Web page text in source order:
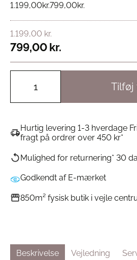
1.199,00kr.799,00kr.
1.199,00 kr.
799,00kr.
Tilføj
Hurtig levering 1-3 hverdage
fragt på ordrer over 450 kr*
Mulighed for returnering* 30
Godkendt af E-mærket
850m² fysisk butik i vejle
Beskrivelse Vejledning